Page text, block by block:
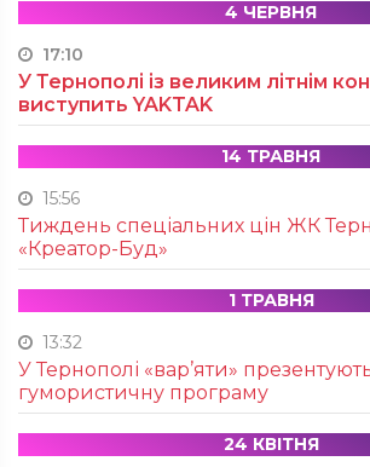
4 ЧЕРВНЯ
17:10
У Тернополі із великим літнім
виступить YAKTAK
14 ТРАВНЯ
15:56
Тиждень спеціальних цін ЖК
«Креатор-Буд»
1 ТРАВНЯ
13:32
У Тернополі «вар’яти»
гумористичну програму
24 КВІТНЯ